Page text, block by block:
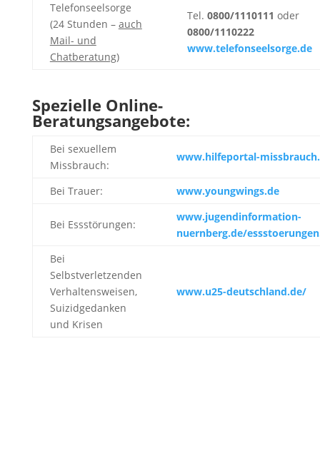
Telefonseelsorge
(24 Stunden – auch
Mail- und
Chatberatung)
Tel. 0800/1110111 oder
0800/1110222
www.telefonseelsorge.de
Spezielle Online-
Beratungsangebote:
Bei sexuellem
Missbrauch:
www.hilfeportal-
Bei Trauer: www.youngwings.de
Bei Essstörungen:
www.jugendinformation-
nuernberg.de/
Bei
Selbstverletzenden
Verhaltensweisen,
Suizidgedanken
und Krisen
www.u25-deutschland.de/